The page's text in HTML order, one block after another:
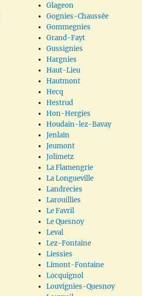
Glageon
Gognies-Chaussée
Gommegnies
Grand-Fayt
Gussignies
Hargnies
Haut-Lieu
Hautmont
Hecq
Hestrud
Hon-Hergies
Houdain-lez-Bavay
Jenlain
Jeumont
Jolimetz
La Flamengrie
La Longueville
Landrecies
Larouillies
Le Favril
Le Quesnoy
Leval
Lez-Fontaine
Liessies
Limont-Fontaine
Locquignol
Louvignies-Quesnoy